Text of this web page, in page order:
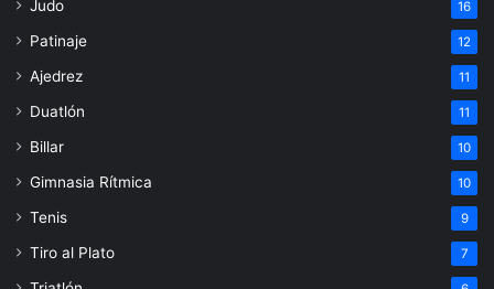
Judo 16
Patinaje 12
Ajedrez 11
Duatlón 11
Billar 10
Gimnasia Rítmica 10
Tenis 9
Tiro al Plato 7